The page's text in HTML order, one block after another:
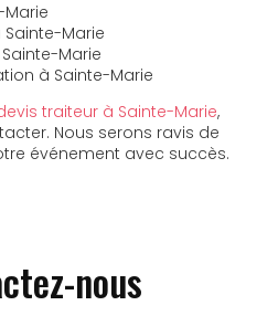
Marie
Marie
à Sainte-Marie
traiteur à Sainte-Marie,
Nous serons ravis de
événement avec succès.
nous